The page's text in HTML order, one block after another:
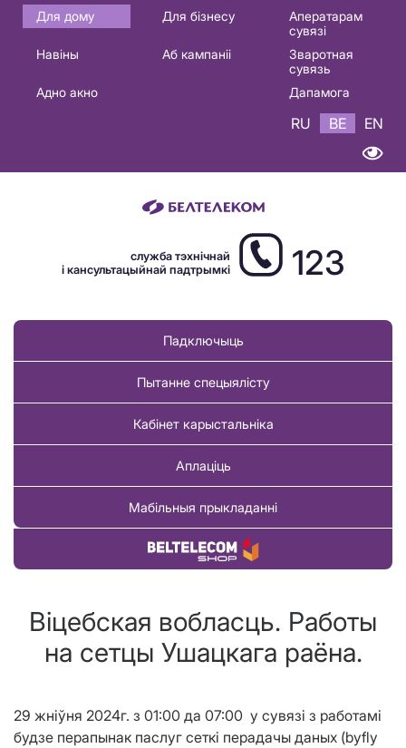
Основная
навигация
Для дому Для бізнесу
Аператарам
сувязі
Навіны
Аб кампаніі
Зваротная
сувязь
Адно акно
Дапамога
RU BE EN
служба тэхнічнай
і кансультацыйнай падтрымкі
123
Падключыць
Пытанне спецыялісту
Кабінет карыстальніка
Аплаціць
Мабільныя прыкладанні
Купіць тавар
Віцебская вобласць. Работы
на сетцы Ушацкага раёна.
29 жніўня 2024г. з 01:00 да 07:00 у сувязі з работамі
будзе перапынак паслуг сеткі перадачы даных (byfly